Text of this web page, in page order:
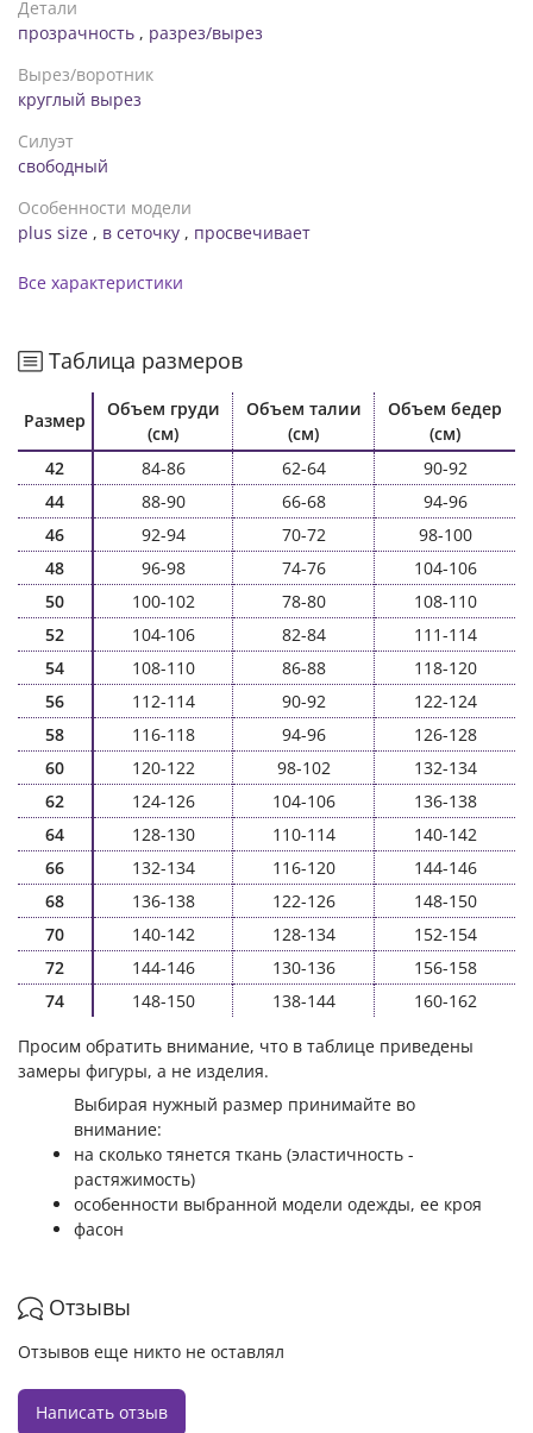
Детали
прозрачность , разрез/вырез
Вырез/воротник
круглый вырез
Силуэт
свободный
Особенности модели
plus size , в сеточку , просвечивает
Все характеристики
Таблица размеров
Размер
Объем груди
(см)
Объем талии
(см)
Объем бедер
(см)
42
84-86 62-64
90-92
44
88-90 66-68
94-96
46
92-94 70-72
98-100
48
96-98 74-76
104-106
50
100-102 78-80
108-110
52
104-106 82-84
111-114
54
108-110 86-88
118-120
56
112-114 90-92
122-124
58
116-118 94-96
126-128
60
120-122 98-102
132-134
62
124-126 104-106
136-138
64
128-130 110-114
140-142
66
132-134 116-120
144-146
68
136-138 122-126
148-150
70
140-142 128-134
152-154
72
144-146 130-136
156-158
74
148-150 138-144
160-162
Просим обратить внимание, что в таблице приведены
замеры фигуры, а не изделия.
Выбирая нужный размер принимайте во
внимание:
на сколько тянется ткань (эластичность -
растяжимость)
особенности выбранной модели одежды, ее кроя
фасон
Отзывы
Отзывов еще никто не оставлял
Написать отзыв